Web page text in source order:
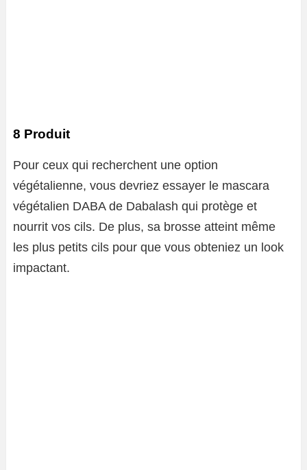
8 Produit
Pour ceux qui recherchent une option
végétalienne, vous devriez essayer le mascara
végétalien DABA de Dabalash qui protège et
nourrit vos cils. De plus, sa brosse atteint même
les plus petits cils pour que vous obteniez un look
impactant.